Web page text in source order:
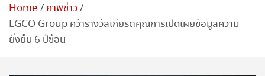
Home ภาพข่าว
EGCO Group คว้ารางวัลเกียรติคุณการเปิดเผยข้อมูลความ
ยั่งยืน 6 ปีซ้อน